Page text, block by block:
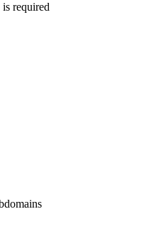
is required